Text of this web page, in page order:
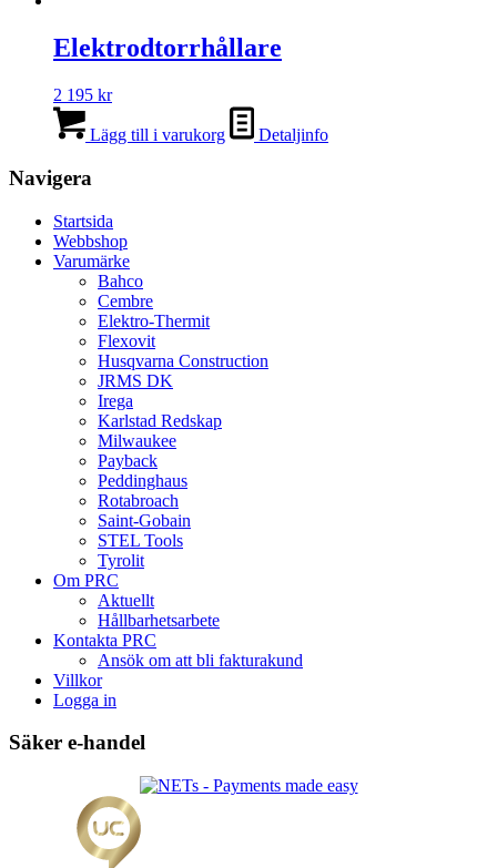
Elektrodtorrhållare
2 195 kr
Lägg till i varukorg Detaljinfo
Navigera
Startsida
Webbshop
Varumärke
Bahco
Cembre
Elektro-Thermit
Flexovit
Husqvarna Construction
JRMS DK
Irega
Karlstad Redskap
Milwaukee
Payback
Peddinghaus
Rotabroach
Saint-Gobain
STEL Tools
Tyrolit
Om PRC
Aktuellt
Hållbarhetsarbete
Kontakta PRC
Ansök om att bli fakturakund
Villkor
Logga in
Säker e-handel